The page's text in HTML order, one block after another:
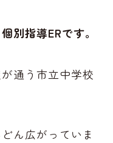
別指導ERです。
通う市立中学校
ん広がっていま